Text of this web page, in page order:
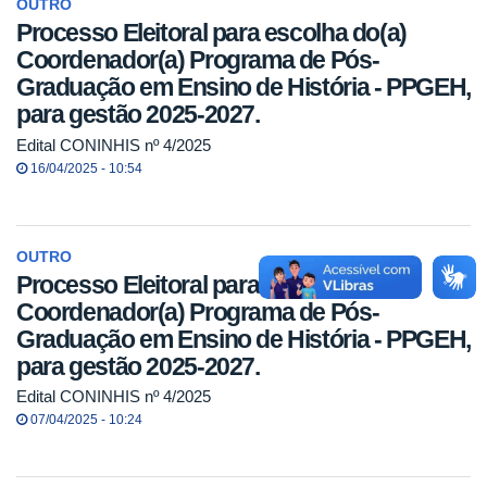
OUTRO
Processo Eleitoral para escolha do(a)
Coordenador(a) Programa de Pós-
Graduação em Ensino de História - PPGEH,
para gestão 2025-2027.
Edital CONINHIS nº 4/2025
16/04/2025 - 10:54
OUTRO
Processo Eleitoral para escolha do(a)
Coordenador(a) Programa de Pós-
Graduação em Ensino de História - PPGEH,
para gestão 2025-2027.
Edital CONINHIS nº 4/2025
07/04/2025 - 10:24